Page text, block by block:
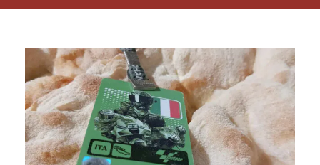
Totale: €0,00
CARRELLO E CHECKOUT